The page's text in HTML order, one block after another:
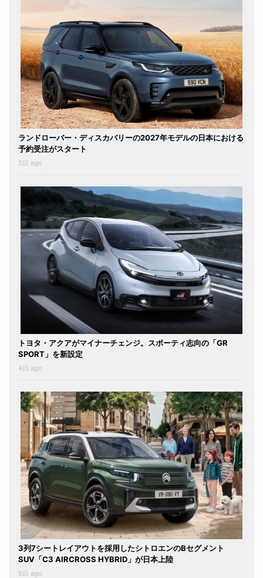
ランドローバー・ディスカバリーの2027年モデルの日本における
予約受注がスタート
2日 ago
トヨタ・アクアがマイナーチェンジ。スポーティ志向の「GR
SPORT」を新設定
4日 ago
3列7シートレイアウトを採用したシトロエンのBセグメント
SUV「C3 AIRCROSS HYBRID」が日本上陸
5日 ago